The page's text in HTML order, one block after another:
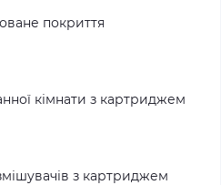
покриття
кімнати з картриджем
з картриджем